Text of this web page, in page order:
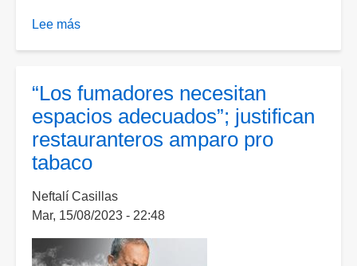
Lee más
estos
son
los
restaurantes
México
elegidos
“Los fumadores necesitan
espacios adecuados”; justifican
restauranteros amparo pro
tabaco
Neftalí Casillas
Mar, 15/08/2023 - 22:48